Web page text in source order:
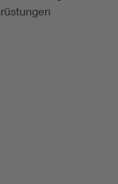
Circular Economy